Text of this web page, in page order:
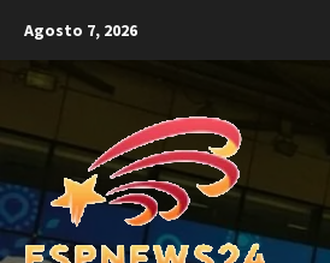
content
Agosto 7, 2026